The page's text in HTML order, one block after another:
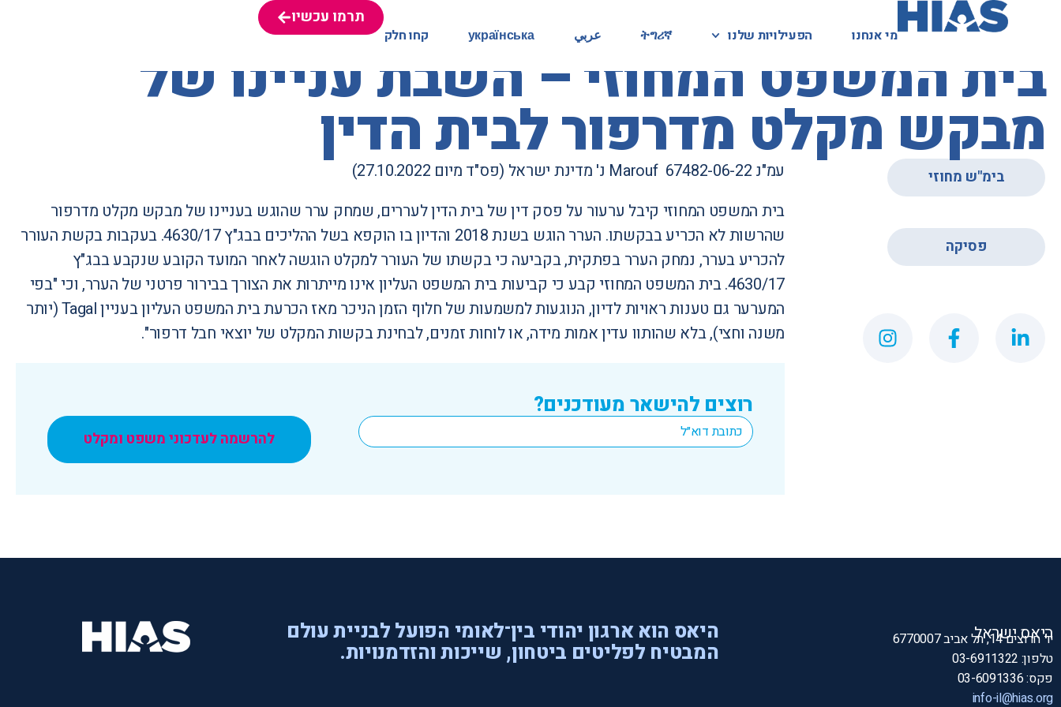
מי אנחנו הפעילויות שלנו ትግሪኛ عربي українська קחו חלק
תרמו עכשיו
מי אנחנו הפעילויות שלנו ትግሪኛ عربي українська קחו חלק
תרמו עכשיו
המאגר המשפטי
בית המשפט המחוזי – השבת עניינו של
מבקש מקלט מדרפור לבית הדין
בימ"ש מחוזי
פסיקה
עמ"נ 67482-06-22 Marouf נ' מדינת ישראל
(פס"ד מיום 27.10.2022)
בית המשפט המחוזי קיבל ערעור על פסק דין של בית הדין לעררים, שמחק ערר שהוגש בעניינו של מבקש מקלט מדרפור
שהרשות לא הכריע בבקשתו. הערר הוגש בשנת 2018 והדיון בו הוקפא בשל ההליכים בבג"ץ 4630/17. בעקבות בקשת העורר
להכריע בערר, נמחק הערר בפתקית, בקביעה כי בקשתו של העורר למקלט הוגשה לאחר המועד הקובע שנקבע בבג"ץ
4630/17. בית המשפט המחוזי קבע כי קביעות בית המשפט העליון אינו מייתרות את הצורך בבירור פרטני של הערר, וכי "בפי
המערער גם טענות ראויות לדיון, הנוגעות למשמעות של חלוף הזמן הניכר מאז הכרעת בית המשפט העליון בעניין Tagal (יותר
משנה וחצי), בלא שהותוו עדין אמות מידה, או לוחות זמנים, לבחינת בקשות המקלט של יוצאי חבל דרפור".
רוצים להישאר מעודכנים?
Email
*
להרשמה לעדכוני משפט ומקלט
היאס ישראל
יד חרוצים 14, תל אביב 6770007
טלפון: 03-6911322
פקס: 03-6091336
info-il@hias.org
היאס הוא ארגון יהודי בין־לאומי הפועל לבניית עולם
המבטיח לפליטים ביטחון, שייכות והזדמנויות.